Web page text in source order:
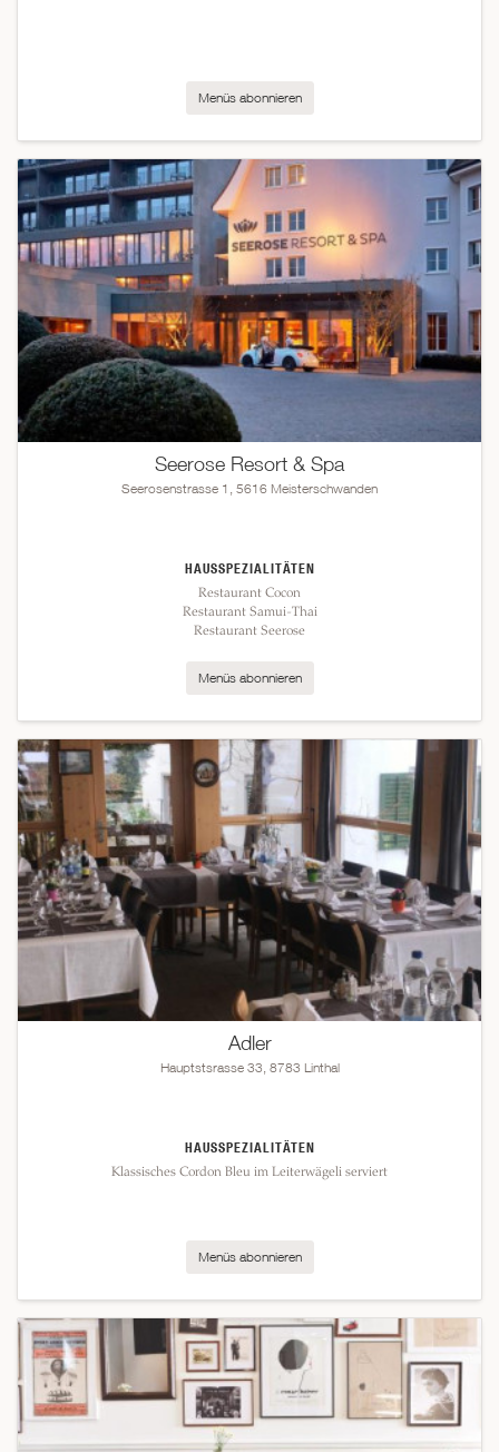
Menüs abonnieren
Seerose Resort & Spa
Seerosenstrasse 1, 5616 Meisterschwanden
HAUSSPEZIALITÄTEN
Restaurant Cocon
Restaurant Samui-Thai
Restaurant Seerose
Menüs abonnieren
Adler
Hauptstsrasse 33, 8783 Linthal
HAUSSPEZIALITÄTEN
Klassisches Cordon Bleu im Leiterwägeli serviert
Menüs abonnieren